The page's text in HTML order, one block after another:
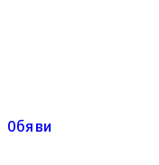
Обяви